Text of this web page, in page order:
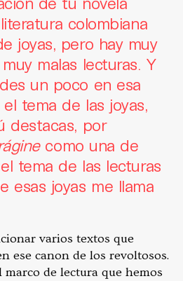
colombiana
joyas, pero hay muy
malas lecturas. Y
un poco en esa
tema de las joyas,
destacas, por
como una de
tema de las lecturas
esas joyas me llama
varios textos que
ese canon de los revoltosos.
marco de lectura que hemos